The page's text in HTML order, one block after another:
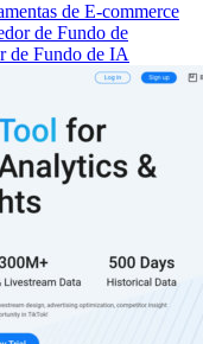
de E-commerce
de Fundo de
de Fundo de IA